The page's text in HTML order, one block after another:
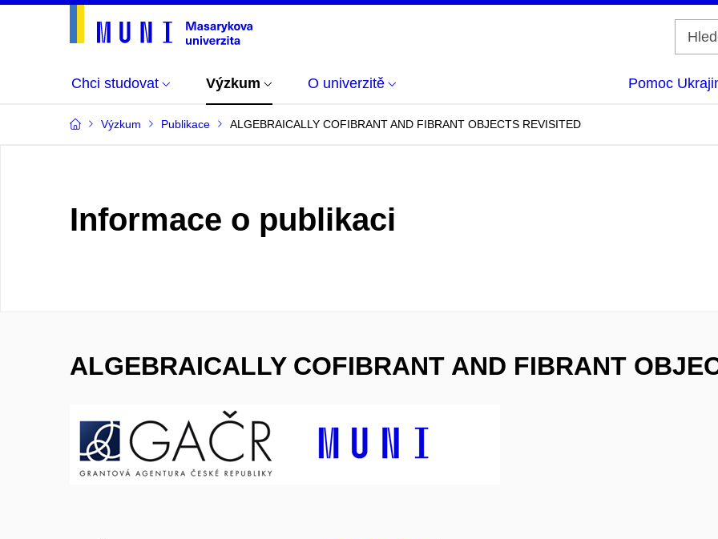
Chci studovat Výzkum O univerzitě Pomoc
Výzkum Publikace ALGEBRAICALLY COFIBRANT AND FIBRANT OBJECTS REVISITED
Informace o publikaci
ALGEBRAICALLY COFIBRANT AND FIBRANT